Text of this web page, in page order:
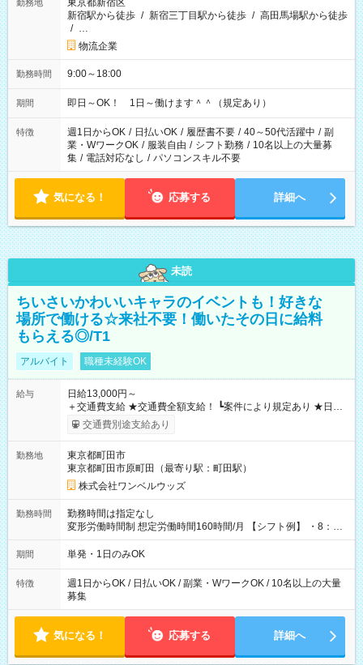
勤務地
東京都新宿区
新宿駅から徒歩 / 新宿三丁目駅から徒歩 / 高田馬場駅から徒歩
/ …
物流企業
勤務時間 9:00～18:00
期間 即日～OK！ 1日～働けます＾＾（規定あり）
特徴 週1日からOK / 日払いOK / 履歴書不要 / 40～50代活躍中 / 副
業・WワークOK / 服装自由 / シフト勤務 / 10名以上の大量募
集 / 電話対応なし / パソコンスキル不要
気になる！ 応募する 詳細へ
未読
ちいさいかわいいキャラのイベントも！好きな
場所で働ける☆来社不要！働いたその日に給料
もらえる◎/T1
アルバイト 職種未経験OK
給与
日給13,000円～
＋交通費支給 ★交通費全額支給！ ┗案件により規定あり ★日払
いOK！（規定あり） ┗働いたその日に現金GET♪ お仕事後はコ
ンビニATMから 日払い分を引き落とせます！ 【試用期間】試
交通費別途支給あり
勤務地
東京都町田市
東京都町田市原町田（最寄り駅：町田駅）
株式会社ワンベルウッズ
勤務時間
勤務時間は指定なし
変形労働時間制 想定労働時間160時間/月 【シフト例】 ・8：00
～21：00
期間 単発・1日のみOK
特徴
週1日からOK / 日払いOK / 副業・WワークOK / 10名以上の大量
募集
気になる！ 応募する 詳細へ